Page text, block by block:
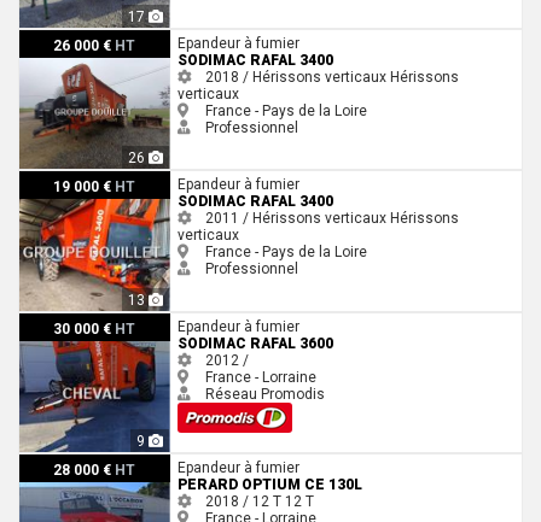
17
26 000 € HT
26
Sodimac RAFAL 3400
Epandeur à fumier
SODIMAC RAFAL 3400
2018 / Hérissons verticaux Hérissons
verticaux
France - Pays de la Loire
Professionnel
19 000 € HT
13
Sodimac RAFAL 3400
Epandeur à fumier
SODIMAC RAFAL 3400
2011 / Hérissons verticaux Hérissons
verticaux
France - Pays de la Loire
Professionnel
30 000 € HT
9
Sodimac Rafal 3600
Epandeur à fumier
SODIMAC RAFAL 3600
2012 /
France - Lorraine
Réseau Promodis
28 000 € HT
Perard Optium CE 130L
Epandeur à fumier
PERARD OPTIUM CE 130L
2018 / 12 T 12 T
France - Lorraine